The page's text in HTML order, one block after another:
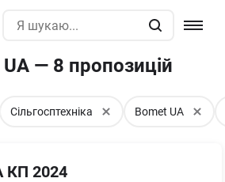
— 8 пропозицій
Сільгосптехніка Bomet UA
КП 2024